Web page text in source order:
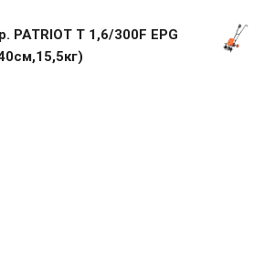
PATRIOT Т 1,6/300F EPG